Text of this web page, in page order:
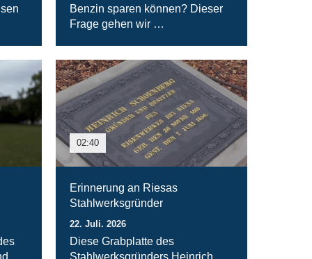
Benzin sparen können? Dieser
Frage gehen wir …
02:40
Erinnerung an Riesas
Stahlwerksgründer
22. Juli. 2026
Diese Grabplatte des
Stahlwerksgründers Heinrich